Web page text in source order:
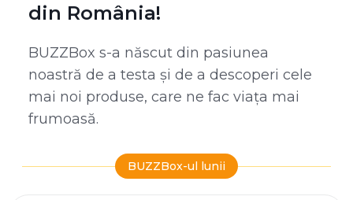
din România!
BUZZBox s-a născut din pasiunea
noastră de a testa și de a descoperi cele
mai noi produse, care ne fac viața mai
frumoasă.
BUZZBox-ul lunii